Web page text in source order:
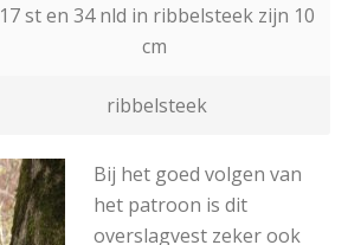
17 st en 34 nld in ribbelsteek zijn 10
cm
ribbelsteek
Bij het goed volgen van
het patroon is dit
overslagvest zeker ook